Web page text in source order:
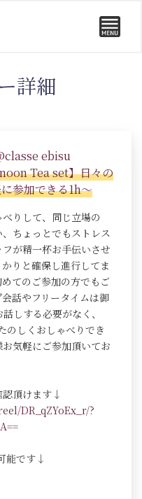
詳細
ebisu
Tea set】日々の
参加できる1h～
りして、同じ立場の
ちょっとでもストレス
が精一杯お手伝いさせ
りと確保し進行してま
てのご参加の方でもご
話やフリータイムは御
しする必要がなく、
のしくおしゃべりでき
気軽にご参加頂いてお
頂けます↓
DR_qZYoEx_r/?
能です↓